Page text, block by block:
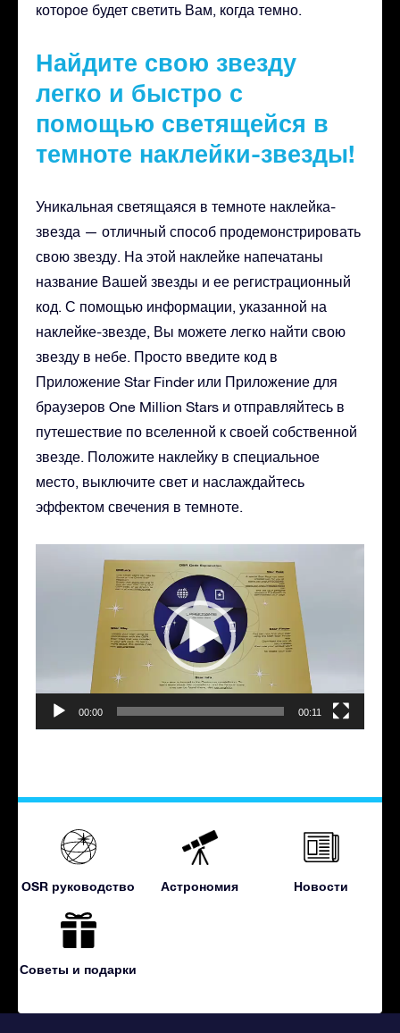
которое будет светить Вам, когда темно.
Найдите свою звезду
легко и быстро с
помощью светящейся в
темноте наклейки-звезды!
Уникальная светящаяся в темноте наклейка-
звезда — отличный способ продемонстрировать
свою звезду. На этой наклейке напечатаны
название Вашей звезды и ее регистрационный
код. С помощью информации, указанной на
наклейке-звезде, Вы можете легко найти свою
звезду в небе. Просто введите код в
Приложение Star Finder или Приложение для
браузеров One Million Stars и отправляйтесь в
путешествие по вселенной к своей собственной
звезде. Положите наклейку в специальное
место, выключите свет и наслаждайтесь
эффектом свечения в темноте.
00:00 00:11
OSR руководство Астрономия Новости
Советы и подарки